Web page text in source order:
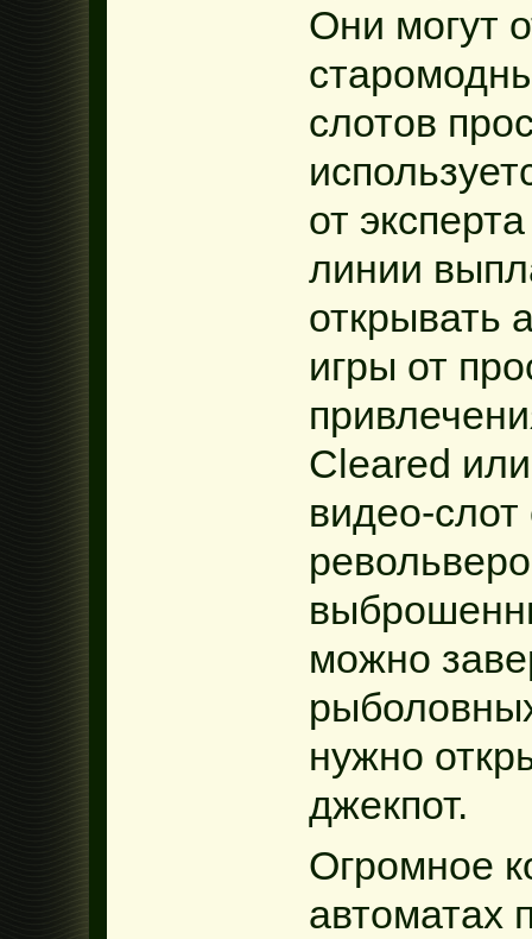
Они могут
слотов
от
линии
открывать
игры от
Cleared
видео-
можно
нужно
джекпот.
Огромное
автоматах